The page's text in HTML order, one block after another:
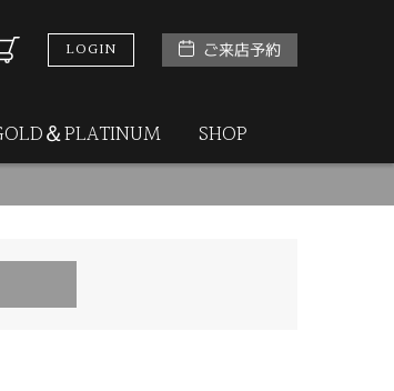
LOGIN ご来店予約
＆PLATINUM SHOP